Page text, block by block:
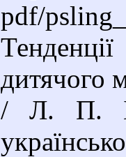
pdf/
дитячого
/ Л. П.